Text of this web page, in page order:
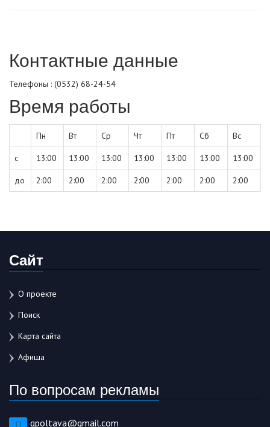
Контактные данные
Телефоны : (0532) 68-24-54
Время работы
Пн Вт Ср Чт Пт Сб Вс
с 13:00 13:00 13:00 13:00 13:00 13:00 13:00
до 2:00 2:00 2:00 2:00 2:00 2:00 2:00
Сайт
О проекте
Поиск
Карта сайта
Афиша
По вопросам рекламы
gpoltava@gmail.com